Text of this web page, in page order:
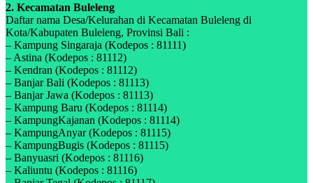
2. Kecamatan Buleleng
Daftar nama Desa/Kelurahan di Kecamatan Buleleng di
Kota/Kabupaten Buleleng, Provinsi Bali :
– Kampung Singaraja (Kodepos : 81111)
– Astina (Kodepos : 81112)
– Kendran (Kodepos : 81112)
– Banjar Bali (Kodepos : 81113)
– Banjar Jawa (Kodepos : 81113)
– Kampung Baru (Kodepos : 81114)
– KampungKajanan (Kodepos : 81114)
– KampungAnyar (Kodepos : 81115)
– KampungBugis (Kodepos : 81115)
– Banyuasri (Kodepos : 81116)
– Kaliuntu (Kodepos : 81116)